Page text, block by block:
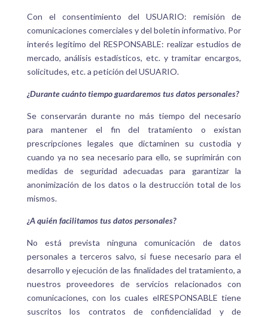
Con el consentimiento del USUARIO: remisión de
comunicaciones comerciales y del boletín informativo. Por
interés legítimo del RESPONSABLE: realizar estudios de
mercado, análisis estadísticos, etc. y tramitar encargos,
solicitudes, etc. a petición del USUARIO.
¿Durante cuánto tiempo guardaremos tus datos personales?
Se conservarán durante no más tiempo del necesario
para mantener el fin del tratamiento o existan
prescripciones legales que dictaminen su custodia y
cuando ya no sea necesario para ello, se suprimirán con
medidas de seguridad adecuadas para garantizar la
anonimización de los datos o la destrucción total de los
mismos.
¿A quién facilitamos tus datos personales?
No está prevista ninguna comunicación de datos
personales a terceros salvo, si fuese necesario para el
desarrollo y ejecución de las finalidades del tratamiento, a
nuestros proveedores de servicios relacionados con
comunicaciones, con los cuales elRESPONSABLEtiene
suscritos los contratos de confidencialidad y de